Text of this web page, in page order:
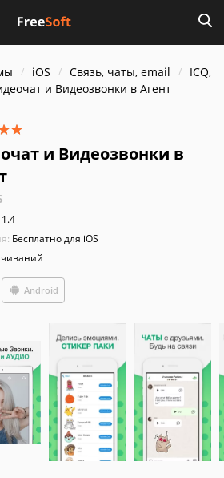
iOS Связь, чаты, email
ICQ,
и Видеозвонки в Агент
и Видеозвонки в
Бесплатно для iOS
Android